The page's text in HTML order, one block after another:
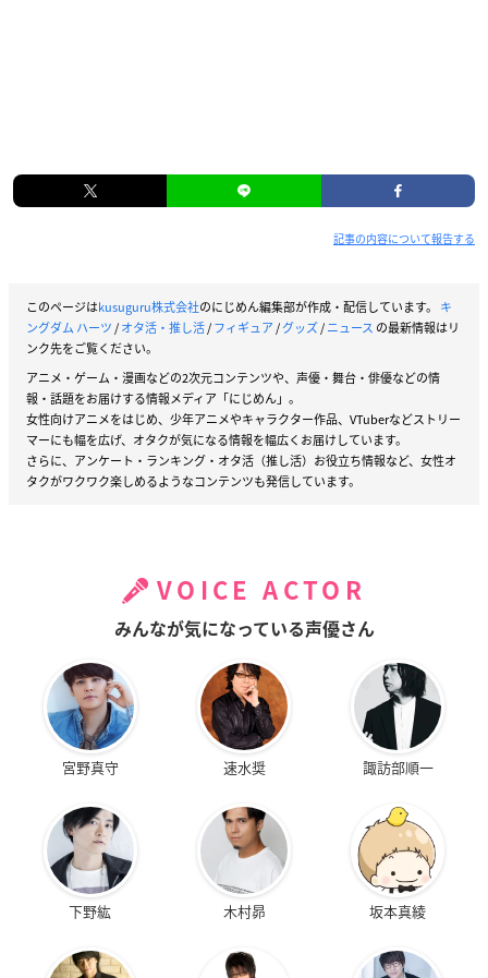
記事の内容について報告する
このページはkusuguru株式会社のにじめん編集部が作成・配信しています。 キ
ングダム ハーツ/オタ活・推し活/フィギュア/グッズ/ニュース の最新情報はリ
ンク先をご覧ください。
アニメ・ゲーム・漫画などの2次元コンテンツや、声優・舞台・俳優などの情
報・話題をお届けする情報メディア「にじめん」。
女性向けアニメをはじめ、少年アニメやキャラクター作品、VTuberなどストリー
マーにも幅を広げ、オタクが気になる情報を幅広くお届けしています。
さらに、アンケート・ランキング・オタ活（推し活）お役立ち情報など、女性オ
タクがワクワク楽しめるようなコンテンツも発信しています。
VOICE ACTOR
みんなが気になっている声優さん
宮野真守 速水奨 諏訪部順一
下野紘 木村昴 坂本真綾